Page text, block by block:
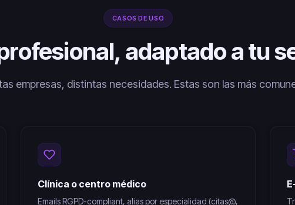
CASOS DE USO
adaptado a tu
empresas, distintas necesidades. Estas son las más
Clínica o centro médico
Emails RGPD-compliant, alias por especialidad (citas@,